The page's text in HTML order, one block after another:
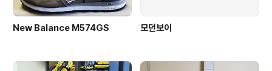
New Balance M574GS 모던보이